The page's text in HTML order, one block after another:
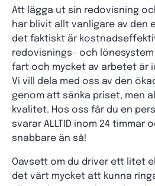
Att lägga ut sin redovisning
har blivit allt vanligare av den
det faktiskt är
redovisnings- och
fart och mycket av arbetet är
Vi vill dela med oss av den
genom att sänka priset, men
kvalitet. Hos oss får du en
svarar ALLTID inom 24 timmar
snabbare än så!
Oavsett om du driver ett litet
det värt mycket att kunna